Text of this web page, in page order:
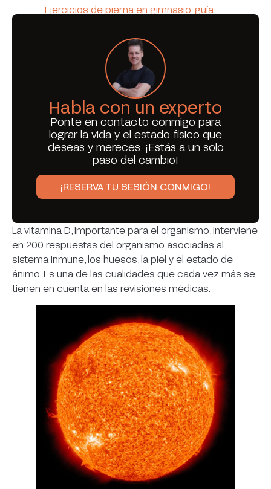
La vitamina D, importante para el organismo, interviene
en 200 respuestas del organismo asociadas al
sistema inmune, los huesos, la piel y el estado de
ánimo. Es una de las cualidades que cada vez más se
tienen en cuenta en las revisiones médicas.
Ejercicios de pierna en gimnasio: guía
Habla con un experto
Ponte en contacto conmigo para
lograr la vida y el estado físico que
deseas y mereces. ¡Estás a un solo
paso del cambio!
¡RESERVA TU SESIÓN CONMIGO!